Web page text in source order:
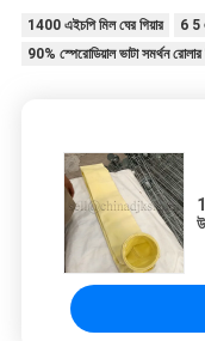
1400 এইচপি মিল ঘের গিয়ার
6 5
90% স্পেরোডিয়াল ভাটা সমর্থন রোলার